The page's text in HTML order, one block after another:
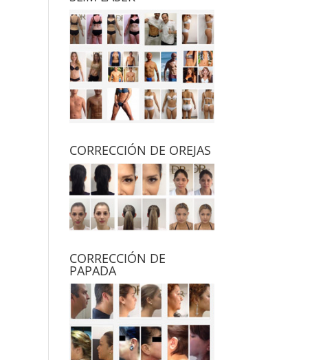
CORRECCIÓN DE OREJAS
CORRECCIÓN DE
PAPADA